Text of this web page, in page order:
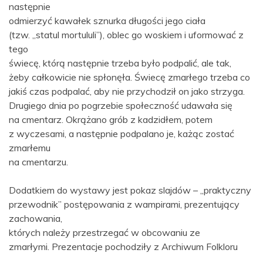
następnie
odmierzyć kawałek sznurka długości jego ciała
(tzw. „statul mortululi”), oblec go woskiem i uformować z
tego
świecę, którą następnie trzeba było podpalić, ale tak,
żeby całkowicie nie spłonęła. Świecę zmarłego trzeba co
jakiś czas podpalać, aby nie przychodził on jako strzyga.
Drugiego dnia po pogrzebie społeczność udawała się
na cmentarz. Okrążano grób z kadzidłem, potem
z wyczesami, a następnie podpalano je, każąc zostać
zmarłemu
na cmentarzu.
Dodatkiem do wystawy jest pokaz slajdów – „praktyczny
przewodnik” postępowania z wampirami, prezentujący
zachowania,
których należy przestrzegać w obcowaniu ze
zmarłymi. Prezentacje pochodziły z Archiwum Folkloru